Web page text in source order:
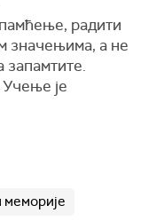
радити
значењима, а не
запамтите.
је
меморије